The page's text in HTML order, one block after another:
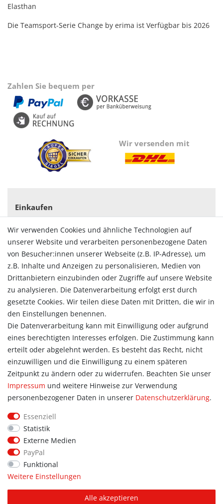
Elasthan
Die Teamsport-Serie Change by erima ist Verfügbar bis 2026
Zahlen Sie bequem per
Wir versenden mit
Einkaufen
Zahlungsarten
Versandarten & -kosten
Widerrufsrecht
Vertrag widerrufen
Konto
Login
Registrieren
Warenkorb
Zur Kasse
Allgemein
Kontakt
Datenschutzerklärung
AGB
Impressum
Informationen für Vereine
Informationen zur Beflockung
Newsletter-Anmeldung
© Copyright 2026 | Alle Rechte vorbehalten. Sport Hoffmann.
Unsere Shopmarken: PUMA, addidas, JAKO, erima.
Wir verwenden Cookies und ähnliche Technologien auf
unserer Website und verarbeiten personenbezogene Daten
von Besucher:innen unserer Webseite (z.B. IP-Adresse), um
z.B. Inhalte und Anzeigen zu personalisieren, Medien von
Drittanbietern einzubinden oder Zugriffe auf unsere Website
zu analysieren. Die Datenverarbeitung erfolgt erst durch
gesetzte Cookies. Wir teilen diese Daten mit Dritten, die wir in
den Einstellungen benennen.
Die Datenverarbeitung kann mit Einwilligung oder aufgrund
eines berechtigten Interesses erfolgen. Die Zustimmung kann
erteilt oder abgelehnt werden. Es besteht das Recht, nicht
einzuwilligen und die Einwilligung zu einem späteren
Zeitpunkt zu ändern oder zu widerrufen. Beachten Sie unser
Impressum und weitere Hinweise zur Verwendung
personenbezogener Daten in unserer Daten­schutz­erklärung.
Essenziell
Statistik
Externe Medien
PayPal
Funktional
Weitere Einstellungen
Alle akzeptieren